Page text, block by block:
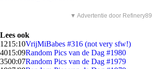
▼ Advertentie door Refinery89
Lees ook
1215:10VrijMiBabes #316 (not very sfw!)
4015:09Random Pics van de Dag #1980
3500:07Random Pics van de Dag #1979